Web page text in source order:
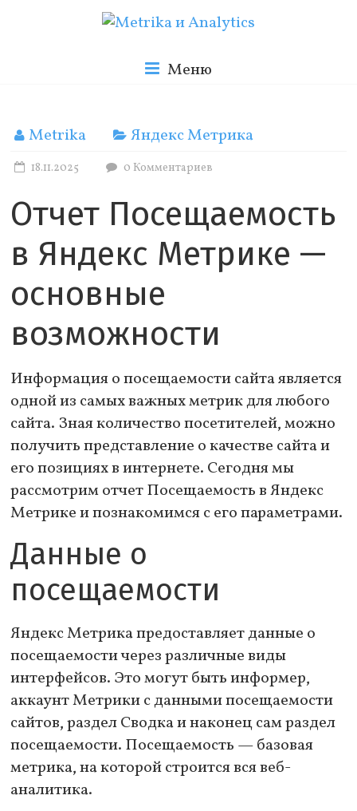
Metrika
и
Analytics
Блог
о
веб
Меню
Metrika Яндекс Метрика
18.11.2025 0 Комментариев
Отчет Посещаемость
в Яндекс Метрике —
основные
возможности
Информация о посещаемости сайта является
одной из самых важных метрик для любого
сайта. Зная количество посетителей, можно
получить представление о качестве сайта и
его позициях в интернете. Сегодня мы
рассмотрим отчет Посещаемость в Яндекс
Метрике и познакомимся с его параметрами.
Данные о
посещаемости
Яндекс Метрика предоставляет данные о
посещаемости через различные виды
интерфейсов. Это могут быть информер,
аккаунт Метрики с данными посещаемости
сайтов, раздел Сводка и наконец сам раздел
посещаемости. Посещаемость — базовая
метрика, на которой строится вся веб-
аналитика.